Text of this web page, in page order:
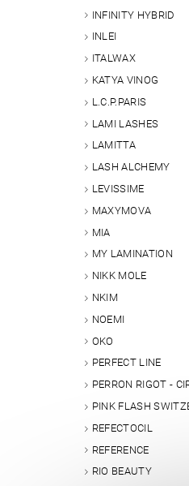
INFINITY HYBRID
INLEI
ITALWAX
KATYA VINOG
L.C.P.PARIS
LAMI LASHES
LAMITTA
LASH ALCHEMY
LEVISSIME
MAXYMOVA
MIA
MY LAMINATION
NIKK MOLE
NKIM
NOEMI
OKO
PERFECT LINE
PERRON RIGOT -
PINK FLASH
REFECTOCIL
REFERENCE
RIO BEAUTY